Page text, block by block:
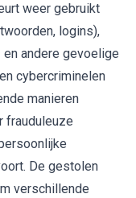
weer gebruikt
logins),
andere gevoelige
cybercriminelen
manieren
frauduleuze
De gestolen
verschillende